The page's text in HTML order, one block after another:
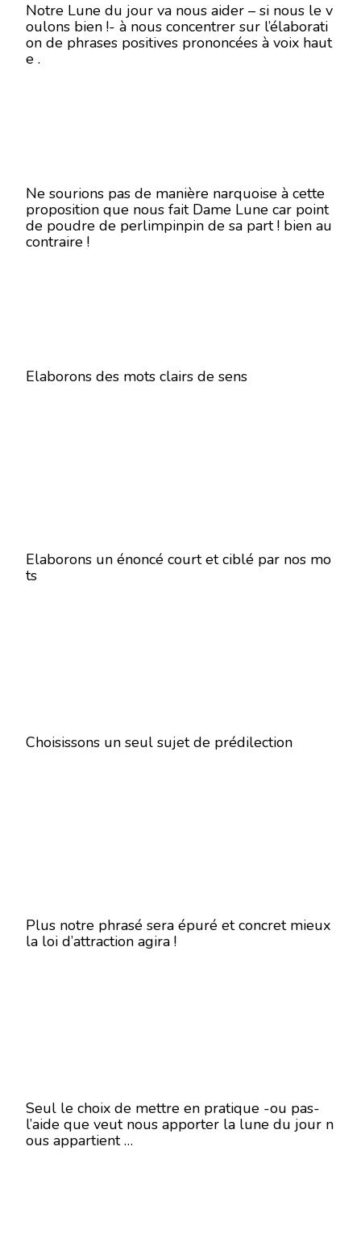
Notre Lune du jour va nous aider – si nous le v
oulons bien !- à nous concentrer sur l’élaborati
on de phrases positives prononcées à voix haut
e .
Ne sourions pas de manière narquoise à cette
proposition que nous fait Dame Lune car point
de poudre de perlimpinpin de sa part ! bien au
contraire !
Elaborons des mots clairs de sens
Elaborons un énoncé court et ciblé par nos mo
ts
Choisissons un seul sujet de prédilection
Plus notre phrasé sera épuré et concret mieux
la loi d’attraction agira !
Seul le choix de mettre en pratique -ou pas-
l’aide que veut nous apporter la lune du jour n
ous appartient …